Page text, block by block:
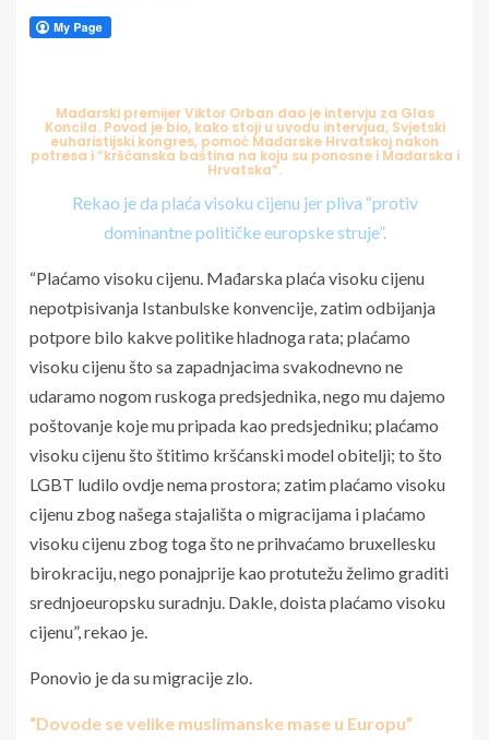
Mađarski premijer Viktor Orban dao je intervju za Glas
Koncila. Povod je bio, kako stoji u uvodu intervjua, Svjetski
euharistijski kongres, pomoć Mađarske Hrvatskoj nakon
potresa i “kršćanska baština na koju su ponosne i Mađarska i
Hrvatska”.
Rekao je da plaća visoku cijenu jer pliva “protiv
dominantne političke europske struje”.
“Plaćamo visoku cijenu. Mađarska plaća visoku cijenu
nepotpisivanja Istanbulske konvencije, zatim odbijanja
potpore bilo kakve politike hladnoga rata; plaćamo
visoku cijenu što sa zapadnjacima svakodnevno ne
udaramo nogom ruskoga predsjednika, nego mu dajemo
poštovanje koje mu pripada kao predsjedniku; plaćamo
visoku cijenu što štitimo kršćanski model obitelji; to što
LGBT ludilo ovdje nema prostora; zatim plaćamo visoku
cijenu zbog našega stajališta o migracijama i plaćamo
visoku cijenu zbog toga što ne prihvaćamo bruxellesku
birokraciju, nego ponajprije kao protutežu želimo graditi
srednjoeuropsku suradnju. Dakle, doista plaćamo visoku
cijenu”, rekao je.
Ponovio je da su migracije zlo.
“Dovode se velike muslimanske mase u Europu”